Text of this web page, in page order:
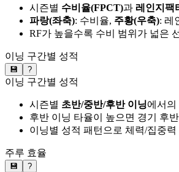
시즌별 수비율(FPCT)과 레인지팩
파랑(좌축): 수비율, 주황(우축): 레
RF가 높을수록 수비 범위가 넓은
이닝 구간별 성적
💾 ?
이닝 구간별 성적
시즌별 초반/중반/후반 이닝에서의
후반 이닝 타율이 높으면 경기 후
이닝별 성적 패턴으로 체력/집중력
주루 효율
💾 ?